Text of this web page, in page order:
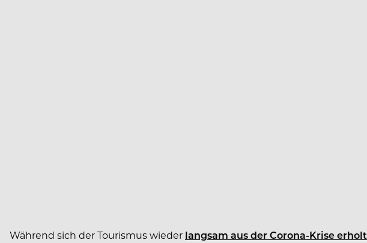
Während sich der Tourismus wieder langsam aus der Corona-Krise erholt